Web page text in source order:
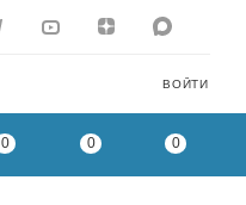
ВОЙТИ
0 0 0